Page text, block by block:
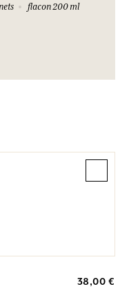
flacon 200 ml
38,00 €